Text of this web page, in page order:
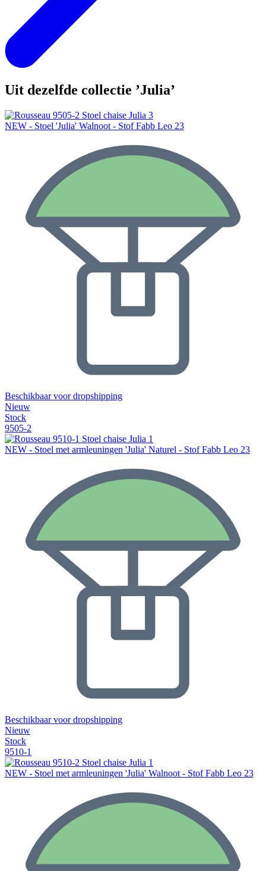
Uit dezelfde collectie ’Julia’
NEW - Stoel 'Julia' Walnoot - Stof Fabb Leo 23
Beschikbaar voor dropshipping
Nieuw
Stock
9505-2
NEW - Stoel met armleuningen 'Julia' Naturel - Stof Fabb Leo 23
Beschikbaar voor dropshipping
Nieuw
Stock
9510-1
NEW - Stoel met armleuningen 'Julia' Walnoot - Stof Fabb Leo 23